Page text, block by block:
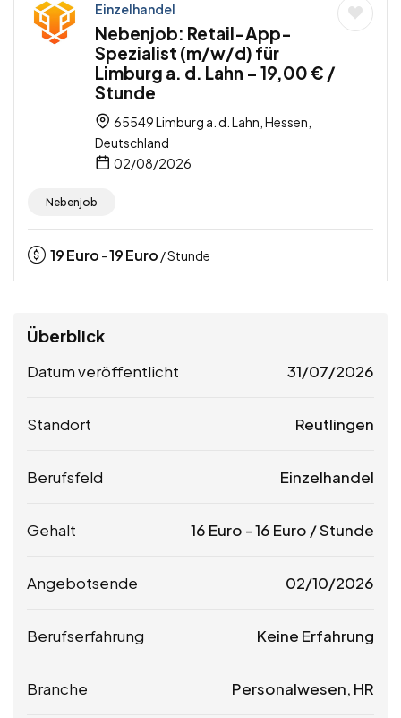
Einzelhandel
Nebenjob: Retail-App-
Spezialist (m/w/d) für
Limburg a. d. Lahn – 19,00 € /
Stunde
65549 Limburg a. d. Lahn, Hessen,
Deutschland
02/08/2026
Nebenjob
19Euro -19Euro / Stunde
Überblick
Datum veröffentlicht 31/07/2026
Standort Reutlingen
Berufsfeld Einzelhandel
Gehalt 16 Euro -16 Euro / Stunde
Angebotsende 02/10/2026
Berufserfahrung Keine Erfahrung
Branche Personalwesen, HR